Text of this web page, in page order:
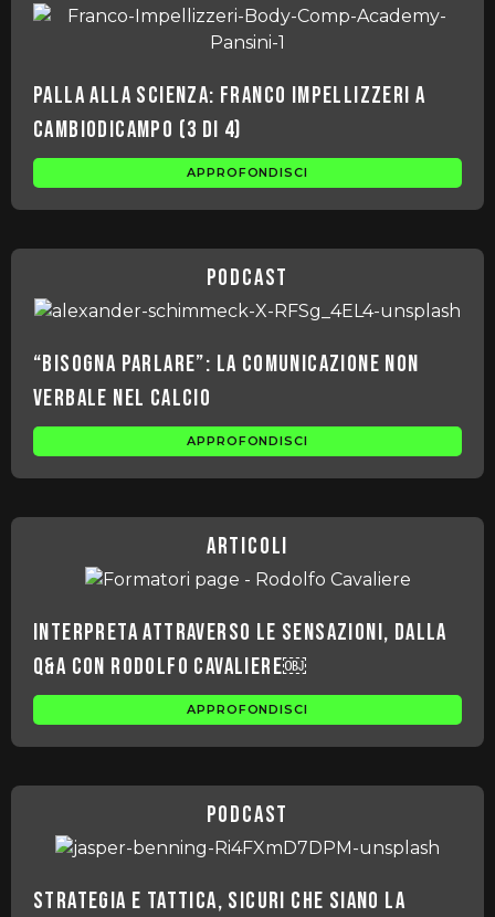
Palla Alla Scienza: Franco Impellizzeri a
Cambiodicampo (3 di 4)
APPROFONDISCI
podcast
“Bisogna parlare”: la comunicazione non
verbale nel calcio
APPROFONDISCI
articoli
Interpreta attraverso le sensazioni, dalla
Q&A con Rodolfo Cavaliere￼
APPROFONDISCI
podcast
Strategia e Tattica, sicuri che siano la